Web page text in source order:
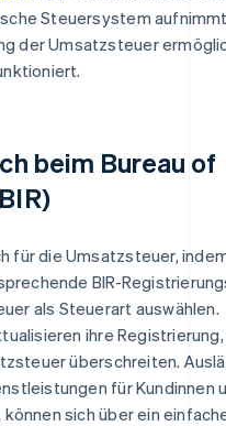
Steuersystem
der Umsatzsteuer
beim Bureau of
für die Umsatzsteuer,
BIR-
als Steuerart auswählen.
ihre
überschreiten.
für Kundinnen
sich über ein